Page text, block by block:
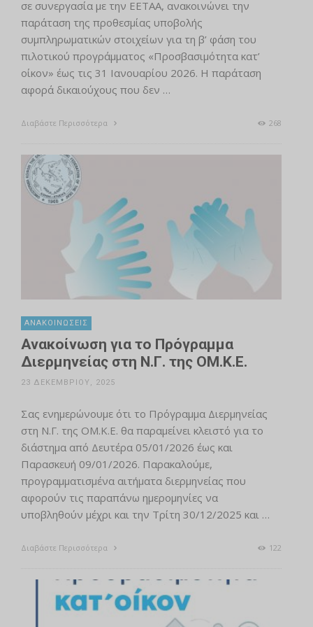
σε συνεργασία με την ΕΕΤΑΑ, ανακοινώνει την
παράταση της προθεσμίας υποβολής
συμπληρωματικών στοιχείων για τη β’ φάση του
πιλοτικού προγράμματος «Προσβασιμότητα κατ’
οίκον» έως τις 31 Ιανουαρίου 2026. Η παράταση
αφορά δικαιούχους που δεν …
Διαβάστε Περισσότερα 268
ΑΝΑΚΟΙΝΏΣΕΙΣ
Ανακοίνωση για το Πρόγραμμα
Διερμηνείας στη Ν.Γ. της ΟΜ.Κ.Ε.
23 ΔΕΚΕΜΒΡΊΟΥ, 2025
Σας ενημερώνουμε ότι το Πρόγραμμα Διερμηνείας
στη Ν.Γ. της ΟΜ.Κ.Ε. θα παραμείνει κλειστό για τo
διάστημα από Δευτέρα 05/01/2026 έως και
Παρασκευή 09/01/2026. Παρακαλούμε,
προγραμματισμένα αιτήματα διερμηνείας που
αφορούν τις παραπάνω ημερομηνίες να
υποβληθούν μέχρι και την Τρίτη 30/12/2025 και …
Διαβάστε Περισσότερα 122